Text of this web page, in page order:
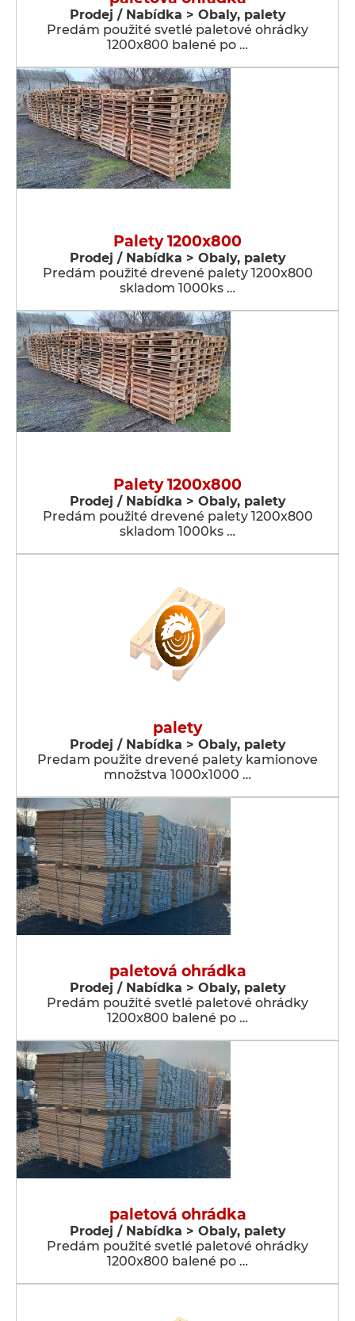
Prodej / Nabídka > Obaly, palety
Predám použité svetlé paletové ohrádky
1200x800 balené po …
Palety 1200x800
Prodej / Nabídka > Obaly, palety
Predám použité drevené palety 1200x800
skladom 1000ks …
Palety 1200x800
Prodej / Nabídka > Obaly, palety
Predám použité drevené palety 1200x800
skladom 1000ks …
palety
Prodej / Nabídka > Obaly, palety
Predam použite drevené palety kamionove
množstva 1000x1000 …
paletová ohrádka
Prodej / Nabídka > Obaly, palety
Predám použité svetlé paletové ohrádky
1200x800 balené po …
paletová ohrádka
Prodej / Nabídka > Obaly, palety
Predám použité svetlé paletové ohrádky
1200x800 balené po …